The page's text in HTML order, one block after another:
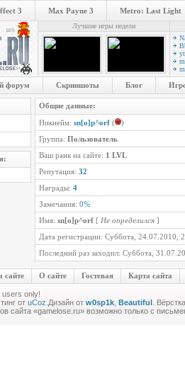
3 Max Payne 3 Metro: Last Light
Лучшие игры недели
форум Скриншоты Блог
Общие данные:
Никнейм: sn[o]p^orf (
)
Группа: Пользователь
Ваш ранк на сайте: 1 LVL
Репутация: 32
Награды: 4
Замечания: 0%
Имя: sn[o]p^orf [ Не определился ]
Дата регистрации: Суббота, 24.07.2010,
Последний раз заходил: Суббота,
сайте О сайте Гостевая Карта сайта
users only!
от uCoz .Дизайн от w0sp1k Beautiful .
сайта «gamelose.ru» возможно только с